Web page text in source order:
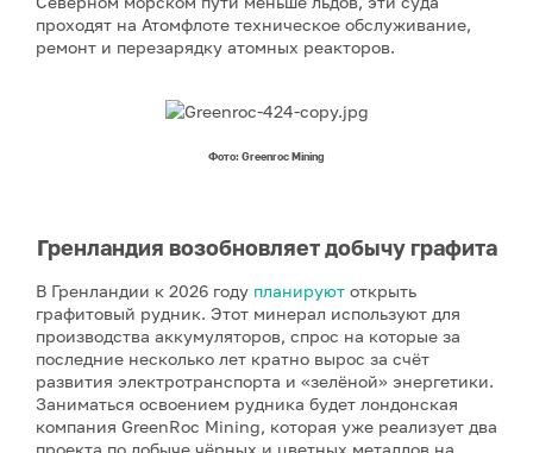
проходят на Атомфлоте техническое обслуживание,
ремонт и перезарядку атомных реакторов.
Фото: Greenroc Mining
Гренландия возобновляет добычу графита
В Гренландии к 2026 году планируют открыть
графитовый рудник. Этот минерал используют для
производства аккумуляторов, спрос на которые за
последние несколько лет кратно вырос за счёт
развития электротранспорта и «зелёной» энергетики.
Заниматься освоением рудника будет лондонская
компания GreenRoc Mining, которая уже реализует два
проекта по добыче чёрных и цветных металлов на